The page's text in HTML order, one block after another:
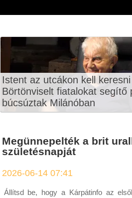
Istent az utcákon kell
Börtönviselt fiatalokat segítő
búcsúztak Milánóban
Megünnepelték a brit
születésnapját
2026-06-14 07:41
Állítsd be, hogy a Kárpátinfo az